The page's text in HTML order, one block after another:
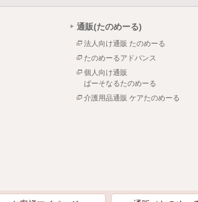
通販(たのめーる)
法人向け通販 たのめーる
たのめーるアドバンス
個人向け通販
ぱーそなるたのめーる
介護用品通販 ケアたのめーる